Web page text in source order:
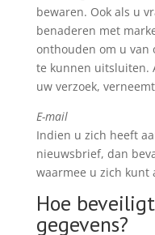
bewaren. Ook als u
benaderen met
onthouden om u van
te kunnen uitsluiten.
uw verzoek,
E-mail
Indien u zich heeft
nieuwsbrief, dan
waarmee u zich kunt
Hoe
gegevens?